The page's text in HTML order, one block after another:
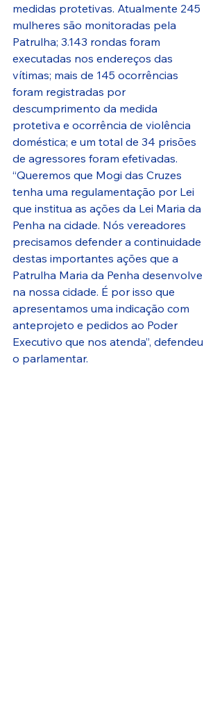
medidas protetivas. Atualmente 245
mulheres são monitoradas pela
Patrulha; 3.143 rondas foram
executadas nos endereços das
vítimas; mais de 145 ocorrências
foram registradas por
descumprimento da medida
protetiva e ocorrência de violência
doméstica; e um total de 34 prisões
de agressores foram efetivadas.
“Queremos que Mogi das Cruzes
tenha uma regulamentação por Lei
que institua as ações da Lei Maria da
Penha na cidade. Nós vereadores
precisamos defender a continuidade
destas importantes ações que a
Patrulha Maria da Penha desenvolve
na nossa cidade. É por isso que
apresentamos uma indicação com
anteprojeto e pedidos ao Poder
Executivo que nos atenda”, defendeu
o parlamentar.